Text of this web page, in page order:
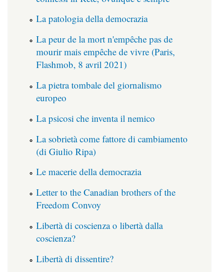
La patologia della democrazia
La peur de la mort n'empêche pas de
mourir mais empêche de vivre (Paris,
Flashmob, 8 avril 2021)
La pietra tombale del giornalismo
europeo
La psicosi che inventa il nemico
La sobrietà come fattore di cambiamento
(di Giulio Ripa)
Le macerie della democrazia
Letter to the Canadian brothers of the
Freedom Convoy
Libertà di coscienza o libertà dalla
coscienza?
Libertà di dissentire?